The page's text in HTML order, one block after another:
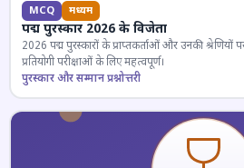
MCQ मध्यम
पद्म पुरस्कार 2026 के विजेता
2026 पद्म पुरस्कारों के प्राप्तकर्ताओं और उनकी श्रेणियों
प्रतियोगी परीक्षाओं के लिए महत्वपूर्ण।
पुरस्कार और सम्मान प्रश्नोत्तरी